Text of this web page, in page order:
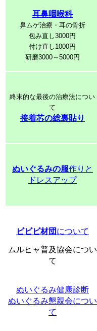
耳鼻咽喉科
鼻ムゲ治療・耳の骨折
包み直し3000円
付け直し1000円
研磨3000～5000円
終末的な最後の治療法につい
て
接着芯の総裏貼り
ぬいぐるみの服作りと
ドレスアップ
ビビビ材団 について
ムルヒャ普及協会につい
て
ぬいぐるみ健康診断
ぬいぐるみ懇親会につい
て